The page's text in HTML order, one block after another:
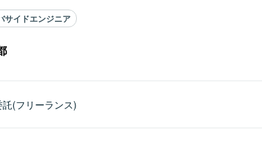
サイドエンジニア
(フリーランス)